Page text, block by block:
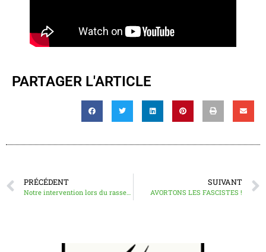
PARTAGER L'ARTICLE
PRÉCÉDENT SUIVANT
AVORTONS LES FASCISTES !